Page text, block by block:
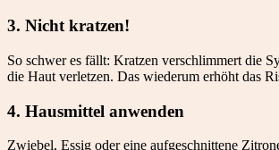
3. Nicht kratzen!
So schwer es fällt: Kratzen verschlimmert die
die Haut verletzen. Das wiederum erhöht das
4. Hausmittel anwenden
Zwiebel, Essig oder eine aufgeschnittene